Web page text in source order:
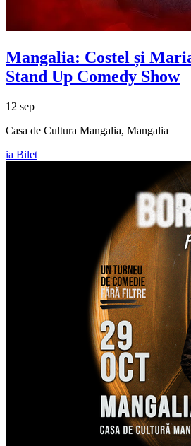
Mangalia: Costel și
Stand Up Comedy Show
12 sep
Casa de Cultura Mangalia, Mangalia
ia Bilet